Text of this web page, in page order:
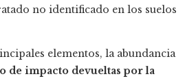
no identificado en los suelos
elementos, la abundancia
de impacto devueltas por la